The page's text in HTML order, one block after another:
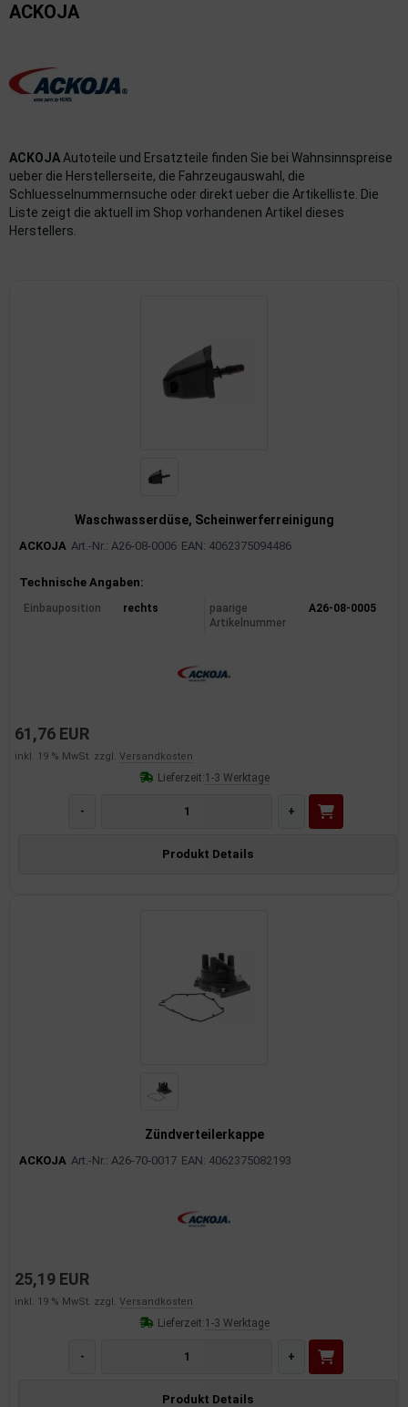
ACKOJA
ACKOJA Autoteile und Ersatzteile finden Sie bei Wahnsinnspreise
ueber die Herstellerseite, die Fahrzeugauswahl, die
Schluesselnummernsuche oder direkt ueber die Artikelliste. Die
Liste zeigt die aktuell im Shop vorhandenen Artikel dieses
Herstellers.
Waschwasserdüse, Scheinwerferreinigung
ACKOJA Art.-Nr.: A26-08-0006 EAN: 4062375094486
Produktinformationen
Technische Angaben:
Einbauposition rechts
paarige
Artikelnummer
A26-08-0005
61,76 EUR
inkl. 19 % MwSt. zzgl. Versandkosten
Lieferzeit:1-3 Werktage
- +
Produkt Details
Zündverteilerkappe
ACKOJA Art.-Nr.: A26-70-0017 EAN: 4062375082193
25,19 EUR
inkl. 19 % MwSt. zzgl. Versandkosten
Lieferzeit:1-3 Werktage
- +
Produkt Details
Lüftung
Kommunikationssysteme